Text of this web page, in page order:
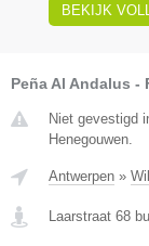
BEKIJK
Peña Al Andalus
Niet gevestigd
Henegouwen.
Antwerpen »
Laarstraat 68